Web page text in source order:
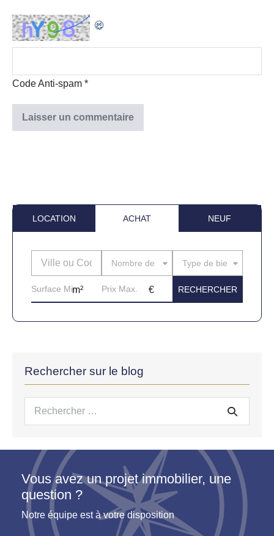
Code Anti-spam *
LOCATION ACHAT NEUF
Nombre de piècesType de bien
Rechercher sur le blog
Recherche
Vous avez un projet immobilier, une
question ?
Notre équipe est à votre disposition